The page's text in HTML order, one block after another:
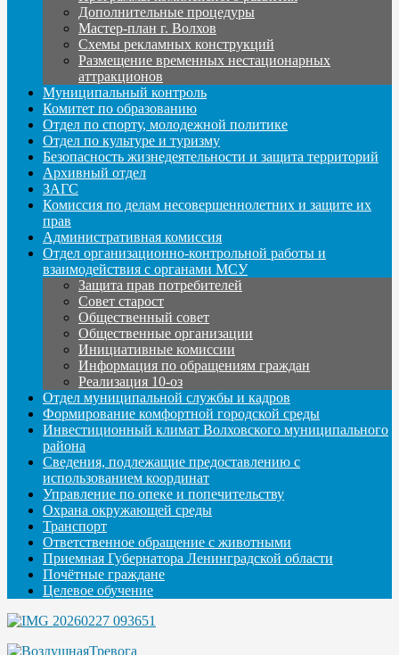
Дополнительные процедуры
Мастер-план г. Волхов
Схемы рекламных конструкций
Размещение временных нестационарных
аттракционов
Муниципальный контроль
Комитет по образованию
Отдел по спорту, молодежной политике
Отдел по культуре и туризму
Безопасность жизнедеятельности и защита территорий
Архивный отдел
ЗАГС
Комиссия по делам несовершеннолетних и защите их
прав
Административная комиссия
Отдел организационно-контрольной работы и
взаимодействия с органами МСУ
Защита прав потребителей
Совет старост
Общественный совет
Общественные организации
Инициативные комиссии
Информация по обращениям граждан
Реализация 10-оз
Отдел муниципальной службы и кадров
Формирование комфортной городской среды
Инвестиционный климат Волховского муниципального
района
Сведения, подлежащие предоставлению с
использованием координат
Управление по опеке и попечительству
Охрана окружающей среды
Транспорт
Ответственное обращение с животными
Приемная Губернатора Ленинградской области
Почётные граждане
Целевое обучение